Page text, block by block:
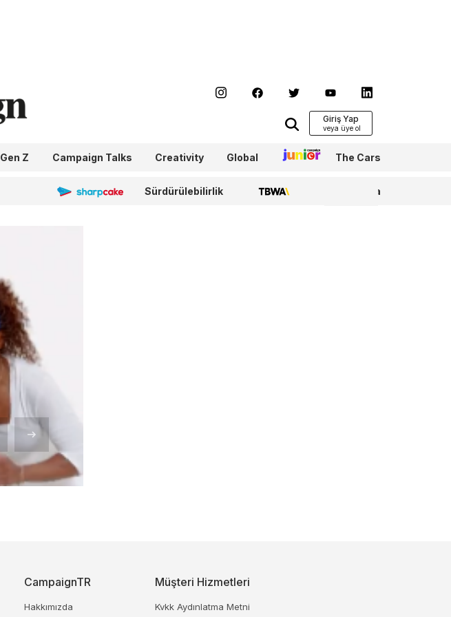
Giriş Yap
Gen Z Campaign Talks Creativity Global Junior The Cars
Sharpcake Sürdürülebilirlik TBWA WPP Media
CampaignTR
Hakkımızda
Müşteri Hizmetleri
Kvkk Aydınlatma Metni